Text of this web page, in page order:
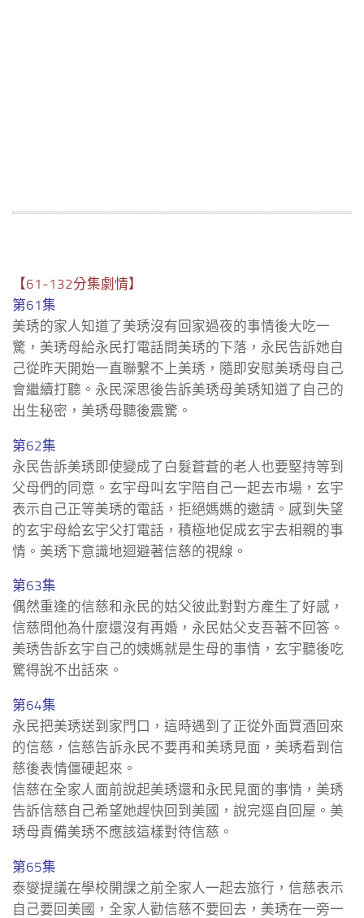
【61-132分集劇情】
第61集
美琇的家人知道了美琇沒有回家過夜的事情後大吃一
驚，美琇母給永民打電話問美琇的下落，永民告訴她自
己從昨天開始一直聯繫不上美琇，隨即安慰美琇母自己
會繼續打聽。永民深思後告訴美琇母美琇知道了自己的
出生秘密，美琇母聽後震驚。
第62集
永民告訴美琇即使變成了白髮蒼蒼的老人也要堅持等到
父母們的同意。玄宇母叫玄宇陪自己一起去市場，玄宇
表示自己正等美琇的電話，拒絕媽媽的邀請。感到失望
的玄宇母給玄宇父打電話，積極地促成玄宇去相親的事
情。美琇下意識地迴避著信慈的視線。
第63集
偶然重逢的信慈和永民的姑父彼此對對方產生了好感，
信慈問他為什麼還沒有再婚，永民姑父支吾著不回答。
美琇告訴玄宇自己的姨媽就是生母的事情，玄宇聽後吃
驚得說不出話來。
第64集
永民把美琇送到家門口，這時遇到了正從外面買酒回來
的信慈，信慈告訴永民不要再和美琇見面，美琇看到信
慈後表情僵硬起來。
信慈在全家人面前說起美琇還和永民見面的事情，美琇
告訴信慈自己希望她趕快回到美國，說完逕自回屋。美
琇母責備美琇不應該這樣對待信慈。
第65集
泰燮提議在學校開課之前全家人一起去旅行，信慈表示
自己要回美國，全家人勸信慈不要回去，美琇在一旁一